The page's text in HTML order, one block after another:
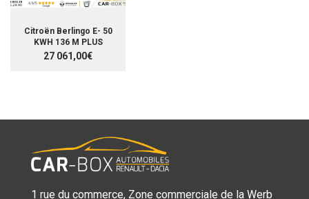
Citroën Berlingo E- 50
KWH 136 M PLUS
27 061,00€
1 rue du commerce, Zone commerciale de la Werb